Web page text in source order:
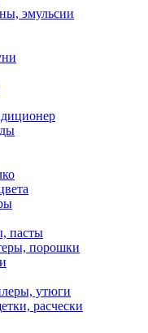
эмульсии
пасты
порошки
утюги
расчески